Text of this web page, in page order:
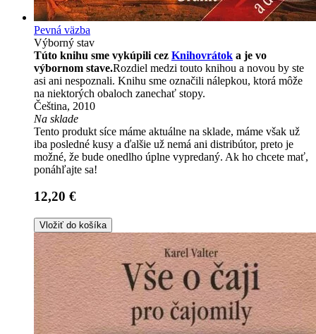
Pevná väzba
Výborný stav
Túto knihu sme vykúpili cez Knihovrátok a je vo
výbornom stave.Rozdiel medzi touto knihou a novou by ste
asi ani nespoznali. Knihu sme označili nálepkou, ktorá môže
na niektorých obaloch zanechať stopy.
Čeština, 2010
Na sklade
Tento produkt síce máme aktuálne na sklade, máme však už
iba posledné kusy a ďalšie už nemá ani distribútor, preto je
možné, že bude onedlho úplne vypredaný. Ak ho chcete mať,
ponáhľajte sa!
12,20 €
Vložiť do košíka